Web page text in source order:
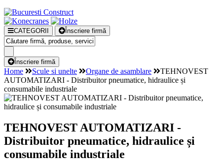
CATEGORII Înscriere firmă
Înscriere firmă
Home Scule si unelte Organe de asamblare
TEHNOVEST
AUTOMATIZARI - Distribuitor pneumatice, hidraulice și
consumabile industriale
TEHNOVEST AUTOMATIZARI -
Distribuitor pneumatice, hidraulice și
consumabile industriale